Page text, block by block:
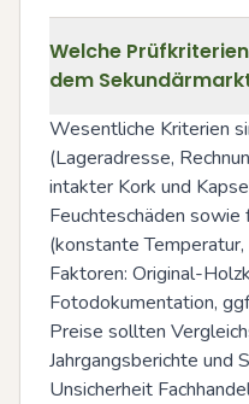
Welche
dem
Wesentliche Kriterien
(Lageradresse,
intakter Kork und
Feuchteschäden sowie
(konstante
Faktoren: Original-
Fotodokumentation,
Preise sollten
Jahrgangsberichte und
Unsicherheit